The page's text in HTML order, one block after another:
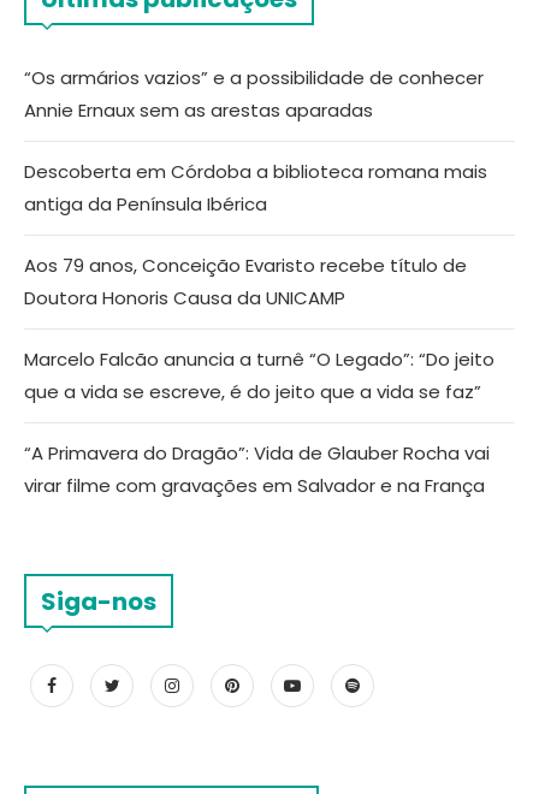
“Os armários vazios” e a possibilidade de conhecer
Annie Ernaux sem as arestas aparadas
Descoberta em Córdoba a biblioteca romana mais
antiga da Península Ibérica
Aos 79 anos, Conceição Evaristo recebe título de
Doutora Honoris Causa da UNICAMP
Marcelo Falcão anuncia a turnê “O Legado”: “Do jeito
que a vida se escreve, é do jeito que a vida se faz”
“A Primavera do Dragão”: Vida de Glauber Rocha vai
virar filme com gravações em Salvador e na França
Siga-nos